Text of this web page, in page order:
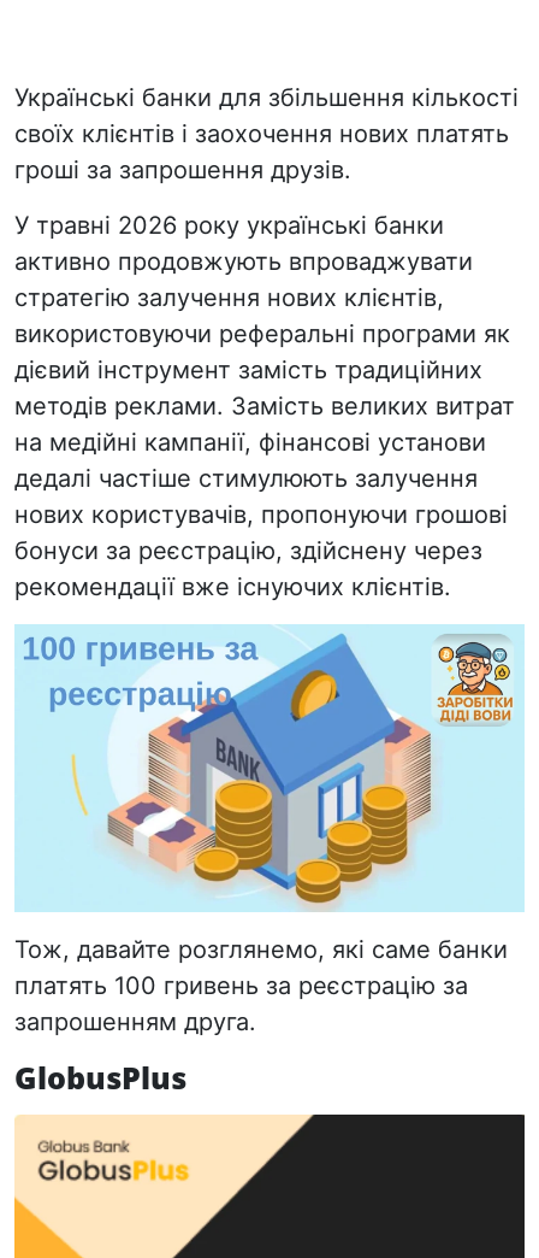
Українські банки для збільшення кількості
своїх клієнтів і заохочення нових платять
гроші за запрошення друзів.
У травні 2026 року українські банки
активно продовжують впроваджувати
стратегію залучення нових клієнтів,
використовуючи реферальні програми як
дієвий інструмент замість традиційних
методів реклами. Замість великих витрат
на медійні кампанії, фінансові установи
дедалі частіше стимулюють залучення
нових користувачів, пропонуючи грошові
бонуси за реєстрацію, здійснену через
рекомендації вже існуючих клієнтів.
Тож, давайте розглянемо, які саме банки
платять 100 гривень за реєстрацію за
запрошенням друга.
GlobusPlus